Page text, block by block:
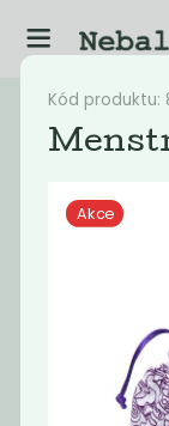
Katalog
Akce
Kód produktu: